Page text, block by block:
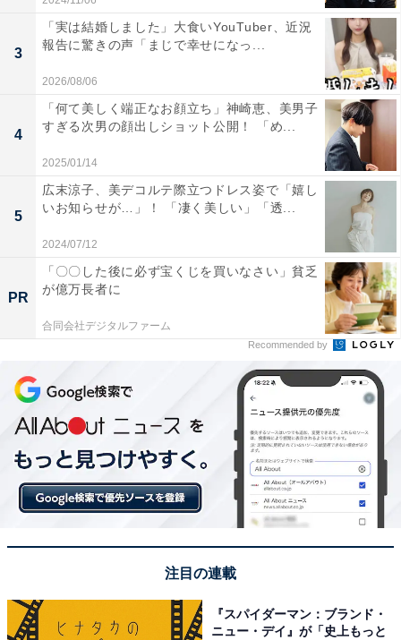
3
「実は結婚しました」大食いYouTuber、近況
報告に驚きの声「まじで幸せになっ...
2026/08/06
4
「何て美しく端正なお顔立ち」神崎恵、美男子
すぎる次男の顔出しショット公開！ 「め...
2025/01/14
5
広末涼子、美デコルテ際立つドレス姿で「嬉し
いお知らせが…」！ 「凄く美しい」「透...
2024/07/12
PR
「〇〇した後に必ず宝くじを買いなさい」貧乏
が億万長者に
合同会社デジタルファーム
Recommended by
注目の連載
『スパイダーマン：ブランド・
ニュー・デイ』が「史上もっと